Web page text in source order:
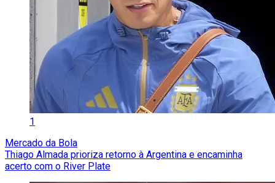
1
Mercado da Bola
Thiago Almada prioriza retorno à Argentina e encaminha
acerto com o River Plate